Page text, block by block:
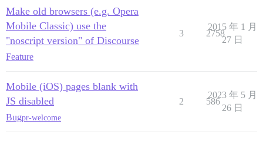
Make old browsers (e.g. Opera
Mobile Classic) use the
"noscript version" of Discourse
Feature
3 2758
2015 年 1 月
27 日
Mobile (iOS) pages blank with
JS disabled
Bugpr-welcome
2 586
2023 年 5 月
26 日